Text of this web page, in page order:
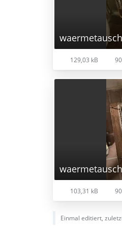
129,03 kB
103,31 kB
Einmal editiert,